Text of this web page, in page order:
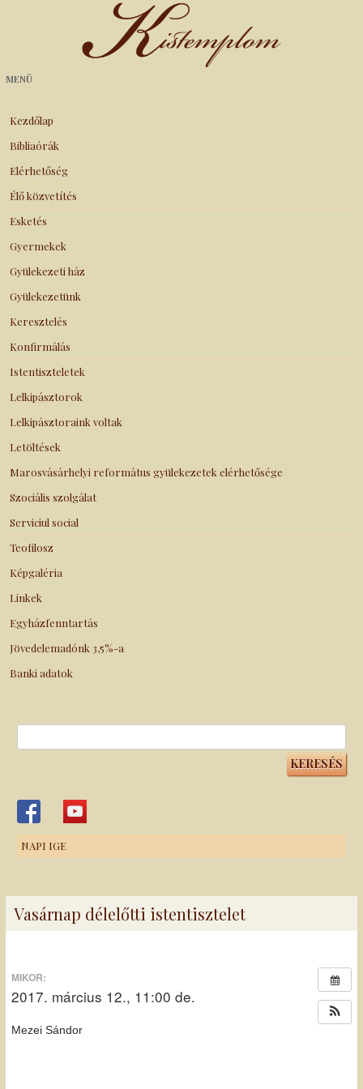
Kistemplom
MENÜ
Kezdőlap
Bibliaórák
Elérhetőség
Élő közvetítés
Esketés
Gyermekek
Gyülekezeti ház
Gyülekezetünk
Keresztelés
Konfirmálás
Istentiszteletek
Lelkipásztorok
Lelkipásztoraink voltak
Letöltések
Marosvásárhelyi református gyülekezetek elérhetősége
Szociális szolgálat
Serviciul social
Teofilosz
Képgaléria
Linkek
Egyházfenntartás
Jövedelemadónk 3,5%-a
Banki adatok
NAPI IGE
Vasárnap délelőtti istentisztelet
MIKOR:
2017. március 12., 11:00 de.
Mezei Sándor